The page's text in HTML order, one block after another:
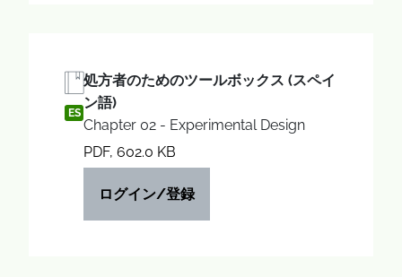
ES
処方者のためのツールボックス (スペイ
ン語)
Chapter 02 - Experimental Design
PDF, 602.0 KB
ログイン/登録